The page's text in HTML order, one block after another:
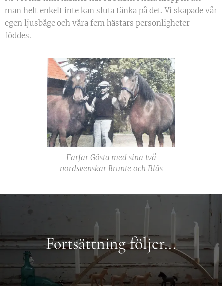
man helt enkelt inte kan sluta tänka på det. Vi skapade vår
egen ljusbåge och våra fem hästars personligheter
föddes.
Farfar Gösta med sina två
nordsvenskar Brunte och Bläs
Fortsättning följer...